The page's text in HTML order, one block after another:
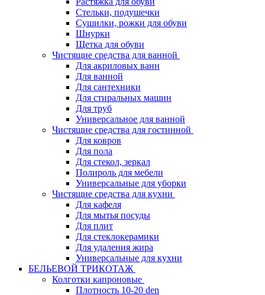
Стельки, подушечки
Сушилки, рожки для обуви
Шнурки
Щетка для обуви
Чистящие средства для ванной
Для акриловых ванн
Для ванной
Для сантехники
Для стиральных машин
Для труб
Универсальное для ванной
Чистящие средства для гостинной
Для ковров
Для пола
Для стекол, зеркал
Полироль для мебели
Универсальные для уборки
Чистящие средства для кухни
Для кафеля
Для мытья посуды
Для плит
Для стеклокерамики
Для удаления жира
Универсальные для кухни
БЕЛЬЕВОЙ ТРИКОТАЖ
Колготки капроновые
Плотность 10-20 den